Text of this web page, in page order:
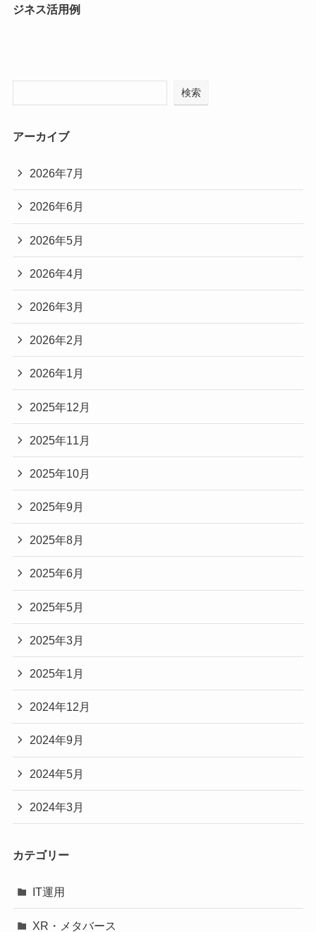
ジネス活用例
検索
アーカイブ
2026年7月
2026年6月
2026年5月
2026年4月
2026年3月
2026年2月
2026年1月
2025年12月
2025年11月
2025年10月
2025年9月
2025年8月
2025年6月
2025年5月
2025年3月
2025年1月
2024年12月
2024年9月
2024年5月
2024年3月
カテゴリー
IT運用
XR・メタバース